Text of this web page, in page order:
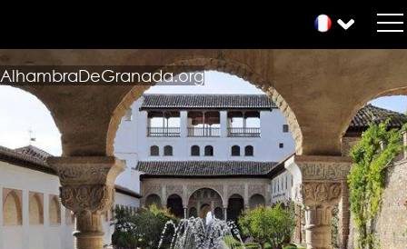
AlhambraDeGranada.org